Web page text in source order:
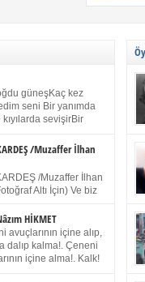
güneşKaç kez
seni Bir yanımda
sevişirBir
olur Gözlerim bir
buğusu
seni 2004 Haziran
Memduh Güney
/Muzaffer İlhan
/Muzaffer İlhan
Altı İçin) Ve biz
gibi Benim
bir gülüş
belki İlk kez olduğu
sonra kelepçeyi
HİKMET
avuçlarının içine alıp,
dalıp kalma!. Çeneni
içine alma!. Kalk!